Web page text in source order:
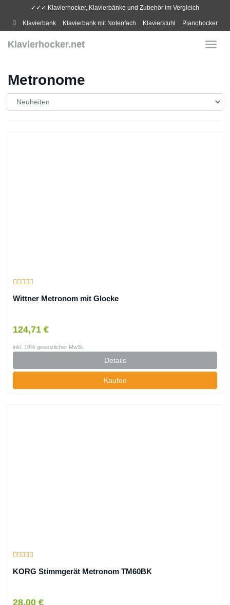
main
✓✓✓ Klavierhocker, Klavierbänke und Zubehör im Vergleich
Klavierbank Klavierbank mit Notenfach Klavierstuhl Pianohocker
Klavierhocker.net
Metronome
Wittner Metronom mit Glocke
124,71 €
inkl. 19% gesetzlicher MwSt.
Details
Kaufen
KORG Stimmgerät Metronom TM60BK
28,00 €